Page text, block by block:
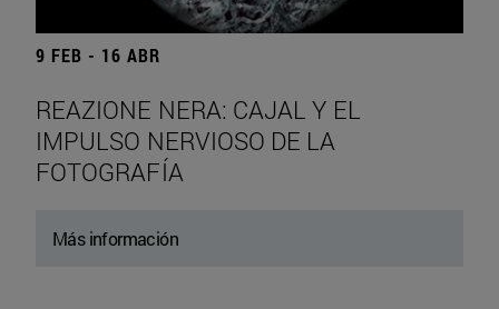
9 FEB - 16 ABR
REAZIONE NERA: CAJAL Y EL
IMPULSO NERVIOSO DE LA
FOTOGRAFÍA
Más información